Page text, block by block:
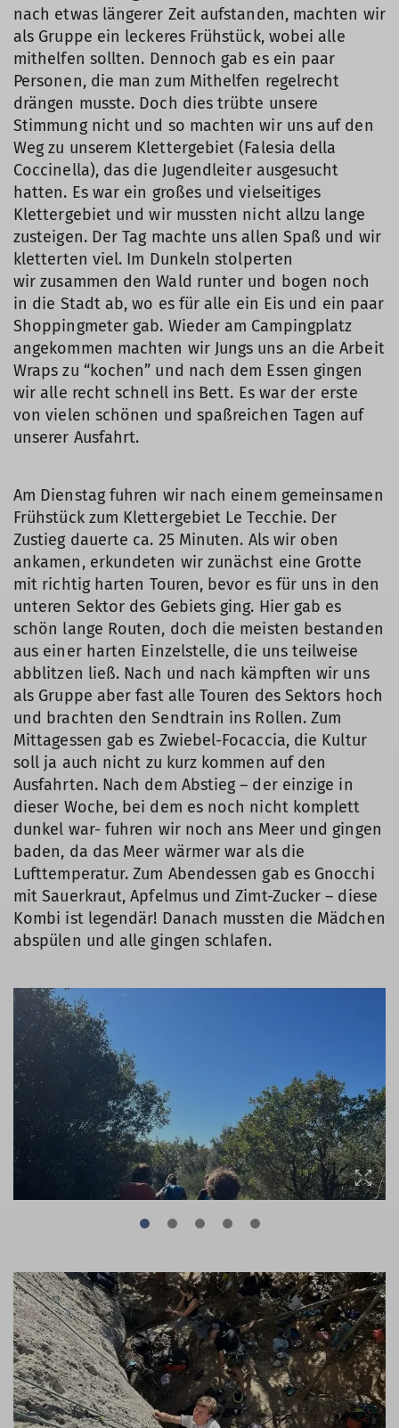
nach etwas längerer Zeit aufstanden, machten wir
als Gruppe ein leckeres Frühstück, wobei alle
mithelfen sollten. Dennoch gab es ein paar
Personen, die man zum Mithelfen regelrecht
drängen musste. Doch dies trübte unsere
Stimmung nicht und so machten wir uns auf den
Weg zu unserem Klettergebiet (Falesia della
Coccinella), das die Jugendleiter ausgesucht
hatten. Es war ein großes und vielseitiges
Klettergebiet und wir mussten nicht allzu lange
zusteigen. Der Tag machte uns allen Spaß und wir
kletterten viel. Im Dunkeln stolperten
wir zusammen den Wald runter und bogen noch
in die Stadt ab, wo es für alle ein Eis und ein paar
Shoppingmeter gab. Wieder am Campingplatz
angekommen machten wir Jungs uns an die Arbeit
Wraps zu “kochen” und nach dem Essen gingen
wir alle recht schnell ins Bett. Es war der erste
von vielen schönen und spaßreichen Tagen auf
unserer Ausfahrt.
Am Dienstag fuhren wir nach einem gemeinsamen
Frühstück zum Klettergebiet Le Tecchie. Der
Zustieg dauerte ca. 25 Minuten. Als wir oben
ankamen, erkundeten wir zunächst eine Grotte
mit richtig harten Touren, bevor es für uns in den
unteren Sektor des Gebiets ging. Hier gab es
schön lange Routen, doch die meisten bestanden
aus einer harten Einzelstelle, die uns teilweise
abblitzen ließ. Nach und nach kämpften wir uns
als Gruppe aber fast alle Touren des Sektors hoch
und brachten den Sendtrain ins Rollen. Zum
Mittagessen gab es Zwiebel-Focaccia, die Kultur
soll ja auch nicht zu kurz kommen auf den
Ausfahrten. Nach dem Abstieg – der einzige in
dieser Woche, bei dem es noch nicht komplett
dunkel war- fuhren wir noch ans Meer und gingen
baden, da das Meer wärmer war als die
Lufttemperatur. Zum Abendessen gab es Gnocchi
mit Sauerkraut, Apfelmus und Zimt-Zucker – diese
Kombi ist legendär! Danach mussten die Mädchen
abspülen und alle gingen schlafen.